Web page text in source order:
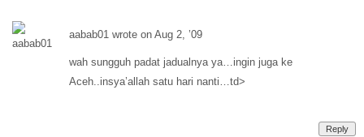
aabab01 wrote on Aug 2, ’09
wah sungguh padat jadualnya ya…ingin juga ke
Aceh..insya’allah satu hari nanti…td>
Reply